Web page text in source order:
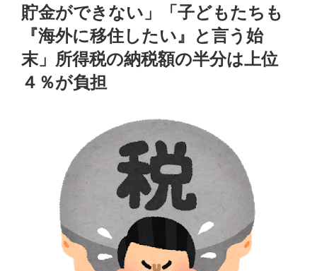
貯金ができない」「子どもたちも
『海外に移住したい』と言う始
末」所得税の納税額の半分は上位
４％が負担